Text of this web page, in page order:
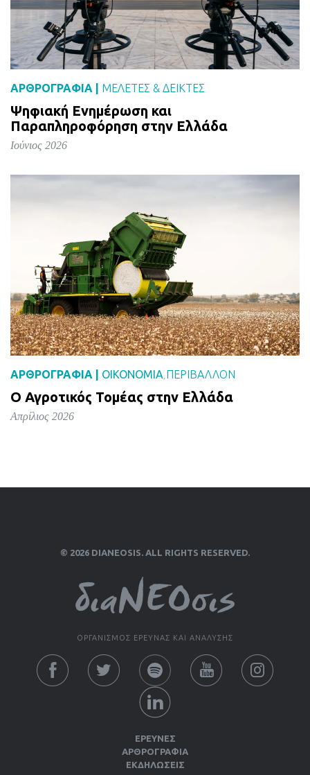
ΑΡΘΡΟΓΡΑΦΙΑ | ΜΕΛΈΤΕΣ & ΔΕΙΚΤΕΣ
Ψηφιακή Ενημέρωση και
Παραπληροφόρηση στην Ελλάδα
Ιούνιος 2026
ΑΡΘΡΟΓΡΑΦΙΑ | ΟΙΚΟΝΟΜΙΑ, ΠΕΡΙΒΑΛΛΟΝ
Ο Αγροτικός Τομέας στην Ελλάδα
Απρίλιος 2026
© 2026 DIANEOSIS. ALL RIGHTS RESERVED.
ΟΡΓΑΝΙΣΜΟΣ ΕΡΕΥΝΑΣ ΚΑΙ ΑΝΑΛΥΣΗΣ
ΕΡΕΥΝΕΣ
ΑΡΘΡΟΓΡΑΦΙΑ
ΕΚΔΗΛΏΣΕΙΣ